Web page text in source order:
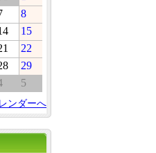
8
15
22
29
5
ンダーへ